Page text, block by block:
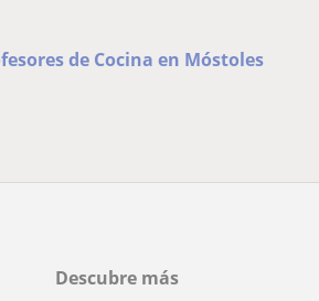
de Cocina en Móstoles
Descubre más